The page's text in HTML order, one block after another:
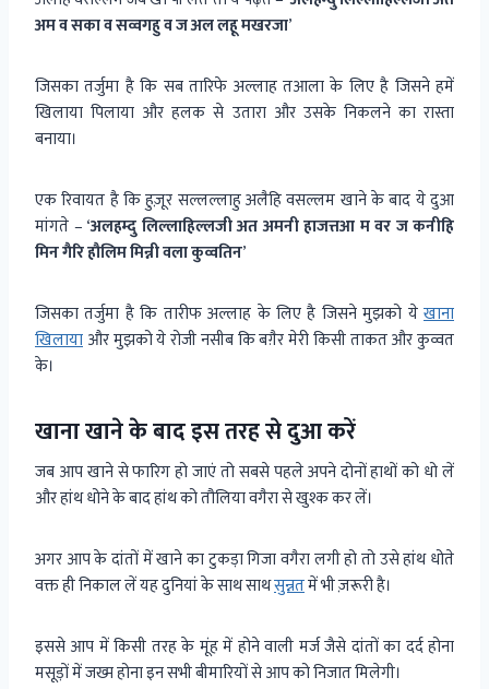
अम व सका व सव्वगहु व ज अल लहू मखरजा’
जिसका तर्जुमा है कि सब तारिफे अल्लाह तआला के लिए है जिसने हमें
खिलाया पिलाया और हलक से उतारा और उसके निकलने का रास्ता
बनाया।
एक रिवायत है कि हुज़ूर सल्लल्लाहु अलैहि वसल्लम खाने के बाद ये दुआ
मांगते – ‘अलहम्दु लिल्लाहिल्लजी अत अमनी हाजत्तआ म वर ज कनीहि
मिन गैरि हौलिम मिन्नी वला कुव्वतिन’
जिसका तर्जुमा है कि तारीफ अल्लाह के लिए है जिसने मुझको ये खाना
खिलाया और मुझको ये रोजी नसीब कि बग़ैर मेरी किसी ताकत और कुव्वत
के।
खाना खाने के बाद इस तरह से दुआ करें
जब आप खाने से फारिग हो जाएं तो सबसे पहले अपने दोनों हाथों को धो लें
और हांथ धोने के बाद हांथ को तौलिया वगैरा से खुश्क कर लें।
अगर आप के दांतों में खाने का टुकड़ा गिजा वगैरा लगी हो तो उसे हांथ धोते
वक्त ही निकाल लें यह दुनियां के साथ साथसुन्नतमें भी ज़रूरी है।
इससे आप में किसी तरह के मूंह में होने वाली मर्ज जैसे दांतों का दर्द होना
मसूड़ों में जख्म होना इन सभी बीमारियों से आप को निजात मिलेगी।